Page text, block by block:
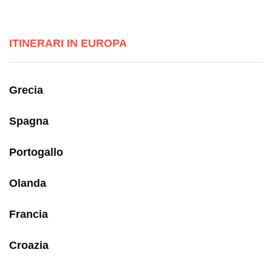
ITINERARI IN EUROPA
Grecia
Spagna
Portogallo
Olanda
Francia
Croazia